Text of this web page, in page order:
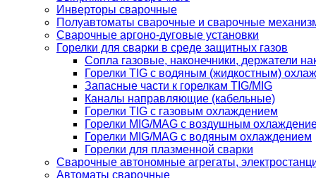
Инверторы сварочные
Полуавтоматы сварочные и сварочные
Сварочные аргоно-дуговые установки
Горелки для сварки в среде защитных газов
Сопла газовые, наконечники, держатели
Горелки TIG с водяным (жидкостным)
Запасные части к горелкам TIG/MIG
Каналы направляющие (кабельные)
Горелки TIG с газовым охлаждением
Горелки MIG/MAG с воздушным
Горелки MIG/MAG с водяным охлаждением
Горелки для плазменной сварки
Сварочные автономные агрегаты,
Автоматы сварочные